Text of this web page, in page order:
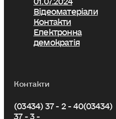
Відеоматеріали
Контакти
Електронна
демократія
Контакти
(03434) 37 - 2 - 40(03434)
37 - 3 -